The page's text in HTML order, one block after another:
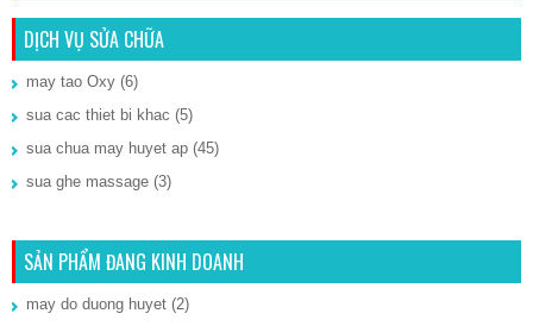
DỊCH VỤ SỬA CHỮA
may tao Oxy (6)
sua cac thiet bi khac (5)
sua chua may huyet ap (45)
sua ghe massage (3)
SẢN PHẨM ĐANG KINH DOANH
may do duong huyet (2)